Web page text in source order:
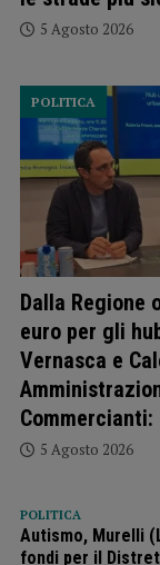
5 Agosto 2026
Dalla Regione
euro per gli
Vernasca e
POLITICA
5 Agosto 2026
POLITICA
Autismo, Murelli
fondi per il